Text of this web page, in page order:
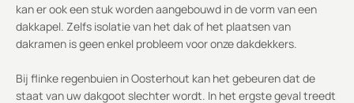
kan er ook een stuk worden aangebouwd in de vorm van een
dakkapel. Zelfs isolatie van het dak of het plaatsen van
dakramen is geen enkel probleem voor onze dakdekkers.
Bij flinke regenbuien in Oosterhout kan het gebeuren dat de
staat van uw dakgoot slechter wordt. In het ergste geval treedt